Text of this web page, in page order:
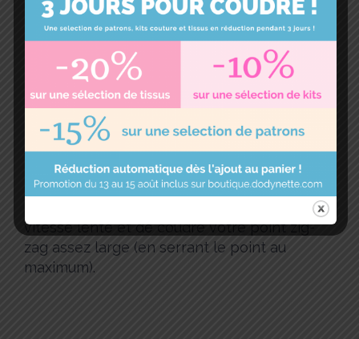
Réalisez ensuite une couture au point
zig-zag (très serré) sur tout le tour de
votre appliqué.
Coudre une étoile n’est pas la forme la
plus facile. Je vous conseille de travailler à
vitesse lente et de coudre votre point zig-
zag assez large (en serrant le point au
maximum).